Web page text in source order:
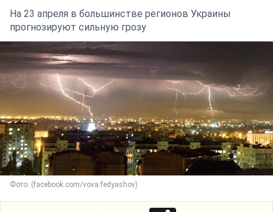
На 23 апреля в большинстве регионов Украины
прогнозируют сильную грозу
Фото: (facebook.com/vova.fedyashov)